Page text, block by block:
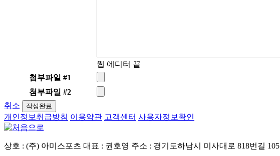
웹 에디터 끝
첨부파일 #1
첨부파일 #2
취소
작성완료
개인정보취급방침 이용약관 고객센터 사용자정보확인
상호 : (주) 아미스포츠 대표 : 권호영 주소 : 경기도하남시 미사대로 818번길 105